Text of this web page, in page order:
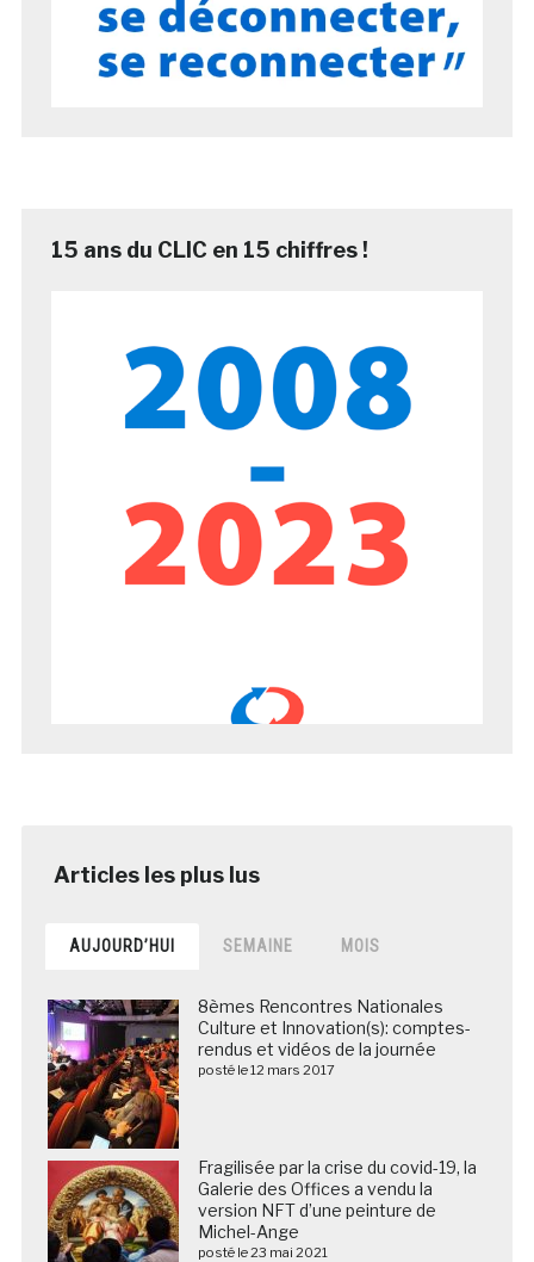
15 ans du CLIC en 15 chiffres !
AUJOURD’HUI SEMAINE MOIS
8èmes Rencontres Nationales
Culture et Innovation(s): comptes-
rendus et vidéos de la journée
posté le 12 mars 2017
Fragilisée par la crise du covid-19, la
Galerie des Offices a vendu la
version NFT d’une peinture de
Michel-Ange
posté le 23 mai 2021